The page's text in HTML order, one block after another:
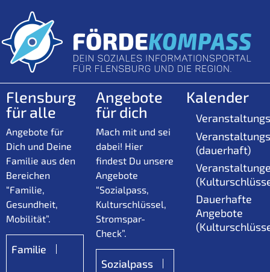
Flensburg
für alle
Angebote für
Dich und Deine
Familie aus den
Bereichen
“Familie,
Gesundheit,
Mobilität”.
Familie
Angebote
für dich
Mach mit und sei
dabei! Hier
findest Du unsere
Angebote
“Sozialpass,
Kulturschlüssel,
Stromspar-
Check”.
Sozialpass
Kalender
(dauerhaft)
Dauerhafte
Angebote